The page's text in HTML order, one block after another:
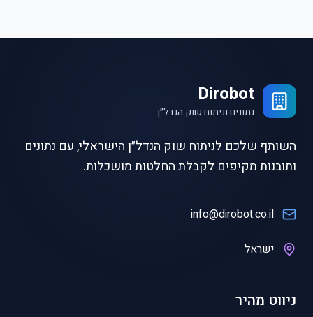
Dirobot
נתונים וניתוח שוק הנדל״ן
השותף שלכם לניתוח שוק הנדל״ן הישראלי, עם נתונים
ותובנות מקיפים לקבלת החלטות מושכלות.
info@dirobot.co.il
ישראל
ניווט מהיר